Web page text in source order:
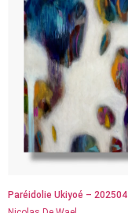
Paréidolie Ukiyoé – 202504